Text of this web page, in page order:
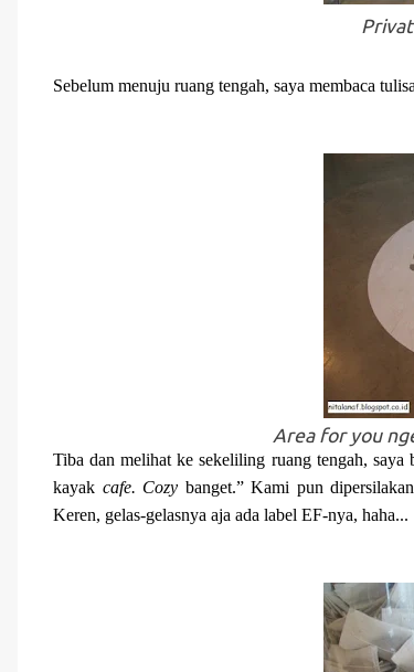
Sebelum menuju ruang tengah, saya membaca
Area for you
Tiba dan melihat ke sekeliling ruang tengah,
kayak cafe. Cozy banget.” Kami pun
Keren, gelas-gelasnya aja ada label EF-nya, haha...